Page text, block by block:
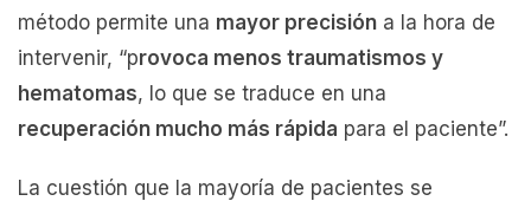
método permite una mayor precisión a la hora de
intervenir, “provoca menos traumatismos y
hematomas, lo que se traduce en una
recuperación mucho más rápida para el paciente”.
La cuestión que la mayoría de pacientes se